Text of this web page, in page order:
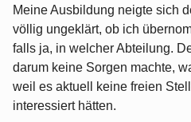
Meine Ausbildung neigte sich
völlig ungeklärt, ob ich
falls ja, in welcher Abteilung.
darum keine Sorgen machte,
weil es aktuell keine freien
interessiert hätten.